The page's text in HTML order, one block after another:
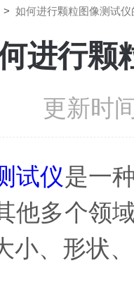
> 如何进行颗粒图像测试
进行颗
更新时
试仪是一
他多个领
小、形状